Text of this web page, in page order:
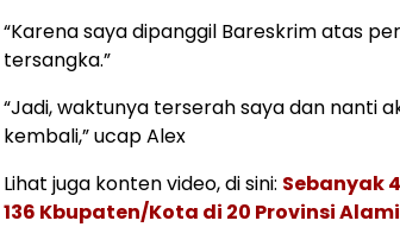
“Karena saya dipanggil Bareskrim atas
tersangka.”
“Jadi, waktunya terserah saya dan nanti
kembali,” ucap Alex
Lihat juga konten video, di sini: Sebanyak
136 Kbupaten/Kota di 20 Provinsi